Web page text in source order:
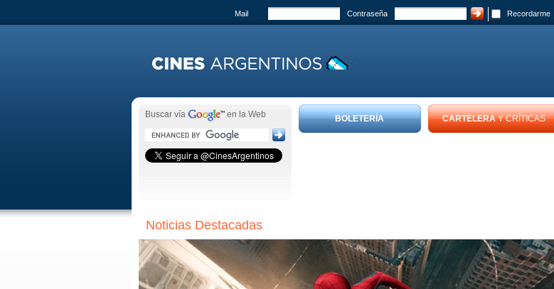
Mail Contraseña Recordarme
Buscar vía en la Web BOLETERÍA CARTELERAY CRÍTICAS
Noticias Destacadas